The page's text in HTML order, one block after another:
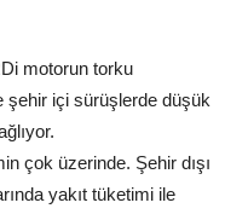
motorun torku
şehir içi sürüşlerde düşük
çok üzerinde. Şehir dışı
yakıt tüketimi ile